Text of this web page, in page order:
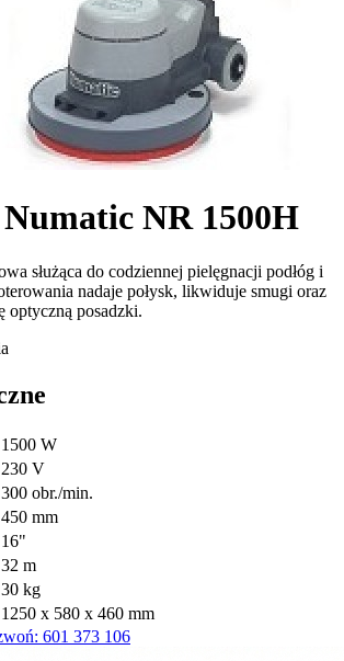
NR 1500H
służąca do codziennej pielęgnacji podłóg i
nadaje połysk, likwiduje smugi oraz
optyczną posadzki.
1500 W
230 V
300 obr./min.
450 mm
16"
32 m
30 kg
1250 x 580 x 460 mm
601 373 106